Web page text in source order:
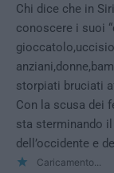
Chi dice che in
conoscere i suoi
storpiati bruciati
Con la scusa dei
sta sterminando
dell’occidente e
Caricamento...